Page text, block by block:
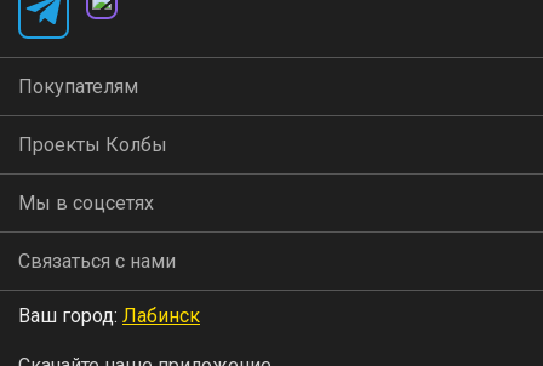
Покупателям
Проекты Колбы
Мы в соцсетях
Связаться с нами
Ваш город: Лабинск